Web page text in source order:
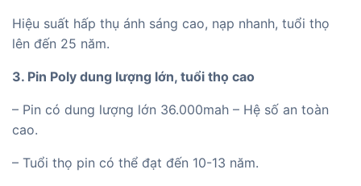
Hiệu suất hấp thụ ánh sáng cao, nạp nhanh, tuổi thọ
lên đến 25 năm.
3. Pin Poly dung lượng lớn, tuổi thọ cao
– Pin có dung lượng lớn 36.000mah – Hệ số an toàn
cao.
– Tuổi thọ pin có thể đạt đến 10-13 năm.